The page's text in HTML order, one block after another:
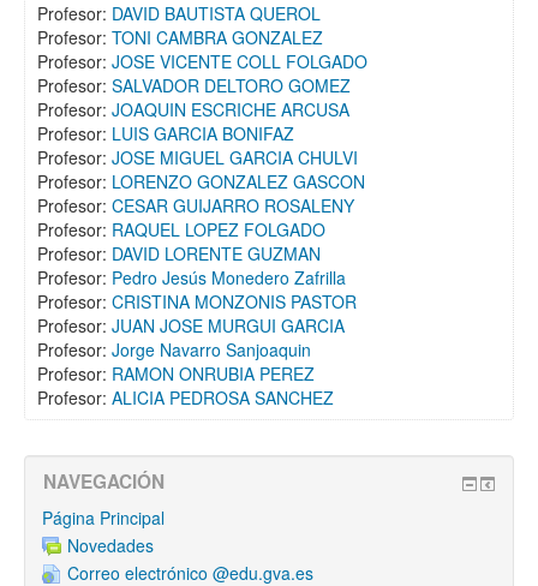
Profesor: DAVID BAUTISTA QUEROL
Profesor: TONI CAMBRA GONZALEZ
Profesor: JOSE VICENTE COLL FOLGADO
Profesor: SALVADOR DELTORO GOMEZ
Profesor: JOAQUIN ESCRICHE ARCUSA
Profesor: LUIS GARCIA BONIFAZ
Profesor: JOSE MIGUEL GARCIA CHULVI
Profesor: LORENZO GONZALEZ GASCON
Profesor: CESAR GUIJARRO ROSALENY
Profesor: RAQUEL LOPEZ FOLGADO
Profesor: DAVID LORENTE GUZMAN
Profesor: Pedro Jesús Monedero Zafrilla
Profesor: CRISTINA MONZONIS PASTOR
Profesor: JUAN JOSE MURGUI GARCIA
Profesor: Jorge Navarro Sanjoaquin
Profesor: RAMON ONRUBIA PEREZ
Profesor: ALICIA PEDROSA SANCHEZ
NAVEGACIÓN
Página Principal
Novedades
Correo electrónico @edu.gva.es